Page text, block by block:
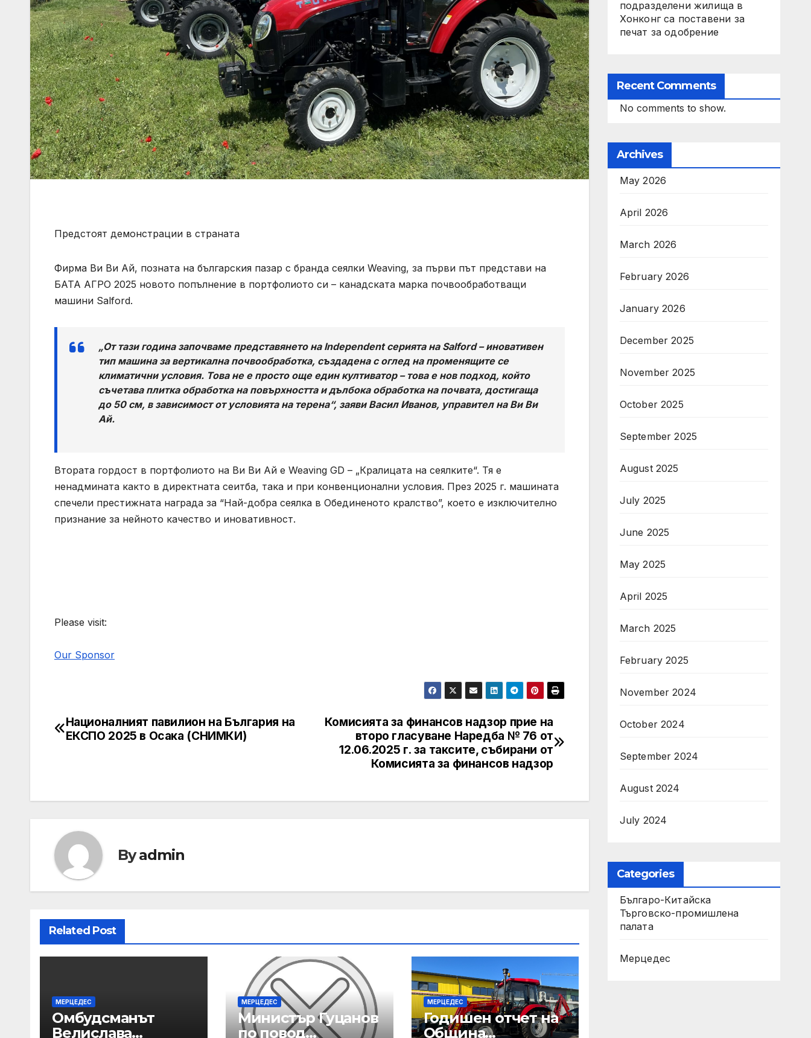
Предстоят демонстрации в страната
Фирма Ви Ви Ай, позната на българския пазар с бранда сеялки Weaving, за първи път представи на
БАТА АГРО 2025 новото попълнение в портфолиото си – канадската марка почвообработващи
машини Salford.
„От тази година започваме представянето на Independent серията на Salford – иновативен
тип машина за вертикална почвообработка, създадена с оглед на променящите се
климатични условия. Това не е просто още един култиватор – това е нов подход, който
съчетава плитка обработка на повърхността и дълбока обработка на почвата, достигаща
до 50 см, в зависимост от условията на терена“, заяви Васил Иванов, управител на Ви Ви
Ай.
Втората гордост в портфолиото на Ви Ви Ай е Weaving GD – „Кралицата на сеялките“. Тя е
ненадмината както в директната сеитба, така и при конвенционални условия. През 2025 г. машината
спечели престижната награда за “Най-добра сеялка в Обединеното кралство”, което е изключително
признание за нейното качество и иновативност.
Please visit:
Our Sponsor
Post
Комисията за финансов надзор прие на
второ гласуване Наредба № 76 от
12.06.2025 г. за таксите, събирани от
Комисията за финансов надзор
Националният павилион на България на
ЕКСПО 2025 в Осака (СНИМКИ)
Byadmin
Related Post
МЕРЦЕДЕС
Омбудсманът
Велислава
МЕРЦЕДЕС
Министър Гуцанов
по повод
МЕРЦЕДЕС
Годишен отчет на
Община
подразделени жилища в
Хонконг са поставени за
печат за одобрение
Recent Comments
No comments to show.
Archives
May 2026
April 2026
March 2026
February 2026
January 2026
December 2025
November 2025
October 2025
September 2025
August 2025
July 2025
June 2025
May 2025
April 2025
March 2025
February 2025
November 2024
October 2024
September 2024
August 2024
July 2024
Categories
Българо-Китайска
Търговско-промишлена
палaта
Мерцедес